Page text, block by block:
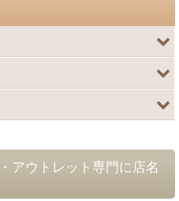
アウトレット専門に店名